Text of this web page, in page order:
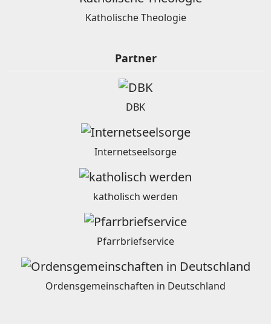
Katholische Theologie
Partner
DBK
Internetseelsorge
katholisch werden
Pfarrbriefservice
Ordensgemeinschaften in Deutschland